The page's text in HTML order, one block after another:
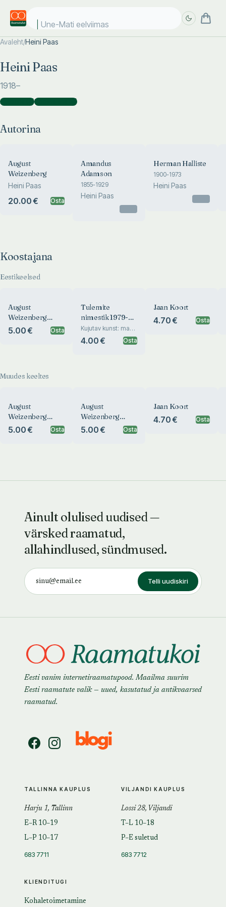
Une-Mati eelviimase
Avaleht/Heini Paas
Heini Paas
1918–
Autorina )Koostajana )
Autorina
August
Weizenberg
Heini Paas
20.00 € Osta
Amandus
Adamson
1855-1929
Heini Paas
Herman Halliste
1900-1973
Heini Paas
Koostajana
Eestikeelsed
August
Weizenberg
1837-1921
5.00 € Osta
Tulemite
nimestik 1979-
1984
Kujutav kunst: maal,
graafika, skulptuur,
Adamson Ericu
4.00 € Osta
Jaan Koort
4.70 € Osta
Muudes keeltes
August
Weizenberg
1837-1921
5.00 € Osta
August
Weizenberg
1837-1921
5.00 € Osta
Jaan Koort
4.70 € Osta
Ainult olulised uudised —
värsked raamatud,
allahindlused, sündmused.
Telli uudiskiri
Eesti vanim internetiraamatupood. Maailma suurim
Eesti raamatute valik — uued, kasutatud ja antikvaarsed
raamatud.
KLIENDITUGI
Kohaletoimetamine
TALLINNA KAUPLUS
Harju 1, Tallinn
E–R 10–19
L–P 10–17
683 7711
VILJANDI KAUPLUS
Lossi 28, Viljandi
T–L 10–18
P–E suletud
683 7712